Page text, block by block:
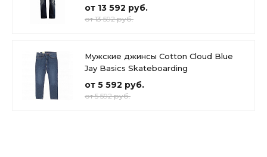
от 13 592 руб.
от 13 592 руб.
Мужские джинсы Cotton Cloud Blue
Jay Basics Skateboarding
от 5 592 руб.
от 5 592 руб.